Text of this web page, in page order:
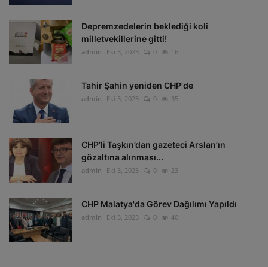
Depremzedelerin beklediği koli
milletvekillerine gitti!
admin Eki 3, 2023 0 16
Tahir Şahin yeniden CHP'de
admin Eki 3, 2023 0 35
CHP’li Taşkın’dan gazeteci Arslan’ın
gözaltına alınması...
admin Eki 3, 2023 0 23
CHP Malatya'da Görev Dağılımı Yapıldı
admin Eki 3, 2023 0 40